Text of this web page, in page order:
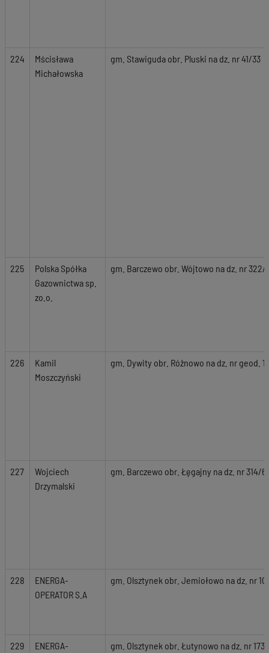
224
Mścisława
Michałowska
gm. Stawiguda obr. Pluski na dz. nr 41/33
225
Polska Spółka
Gazownictwa sp.
zo.o.
gm. Barczewo obr. Wójtowo na dz. nr
226
Kamil
Moszczyński
gm. Dywity obr. Różnowo na dz. nr geod.
227
Wojciech
Drzymalski
gm. Barczewo obr. Łęgajny na dz. nr 314/6
228
ENERGA-
OPERATOR S.A
gm. Olsztynek obr. Jemiołowo na dz. nr
229
ENERGA-
gm. Olsztynek obr. Łutynowo na dz. nr 173,